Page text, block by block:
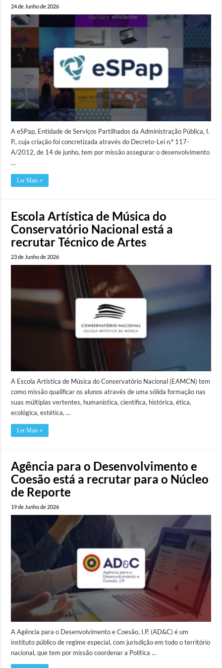
24 de Junho de 2026
A eSPap, Entidade de Serviços Partilhados da Administração Pública, I.
P., cuja criação foi concretizada através do Decreto-Lei n.º 117-​
A/2012, de 14 de junho, tem por missão assegurar o desenvolvimento
…
Ler Mais »
Escola Artística de Música do
Conservatório Nacional está a
recrutar Técnico de Artes
23 de Junho de 2026
A Escola Artística de Música do Conservatório Nacional (EAMCN) tem
como missão qualificar os alunos através de uma sólida formação nas
suas múltiplas vertentes, humanística, científica, histórica, ética,
ecológica, estética, …
Ler Mais »
Agência para o Desenvolvimento e
Coesão está a recrutar para o Núcleo
de Reporte
19 de Junho de 2026
A Agência para o Desenvolvimento e Coesão, I.P. (AD&C) é um
instituto público de regime especial, com jurisdição em todo o território
nacional, que tem por missão coordenar a Política …